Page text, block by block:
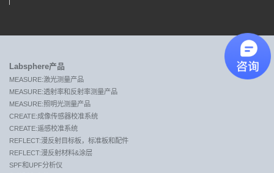
Labsphere产品
MEASURE:激光测量产品
MEASURE:透射率和反射率测量产品
MEASURE:照明光测量产品
CREATE:成像传感器校准系统
CREATE:遥感校准系统
REFLECT:漫反射目标板，标准板和配件
REFLECT:漫反射材料&涂层
SPF和UPF分析仪